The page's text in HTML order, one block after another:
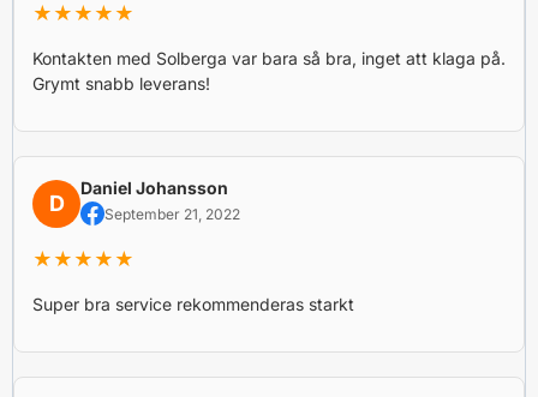
★★★★★
Kontakten med Solberga var bara så bra, inget att klaga på.
Grymt snabb leverans!
D
Daniel Johansson
September 21, 2022
★★★★★
Super bra service rekommenderas starkt